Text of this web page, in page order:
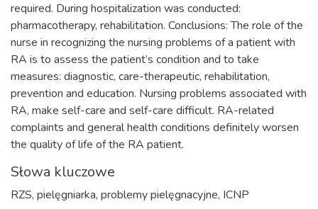
required. During hospitalization was conducted:
pharmacotherapy, rehabilitation. Conclusions: The role of the
nurse in recognizing the nursing problems of a patient with
RA is to assess the patient’s condition and to take
measures: diagnostic, care-therapeutic, rehabilitation,
prevention and education. Nursing problems associated with
RA, make self-care and self-care difficult. RA-related
complaints and general health conditions definitely worsen
the quality of life of the RA patient.
Słowa kluczowe
RZS, pielęgniarka, problemy pielęgnacyjne, ICNP